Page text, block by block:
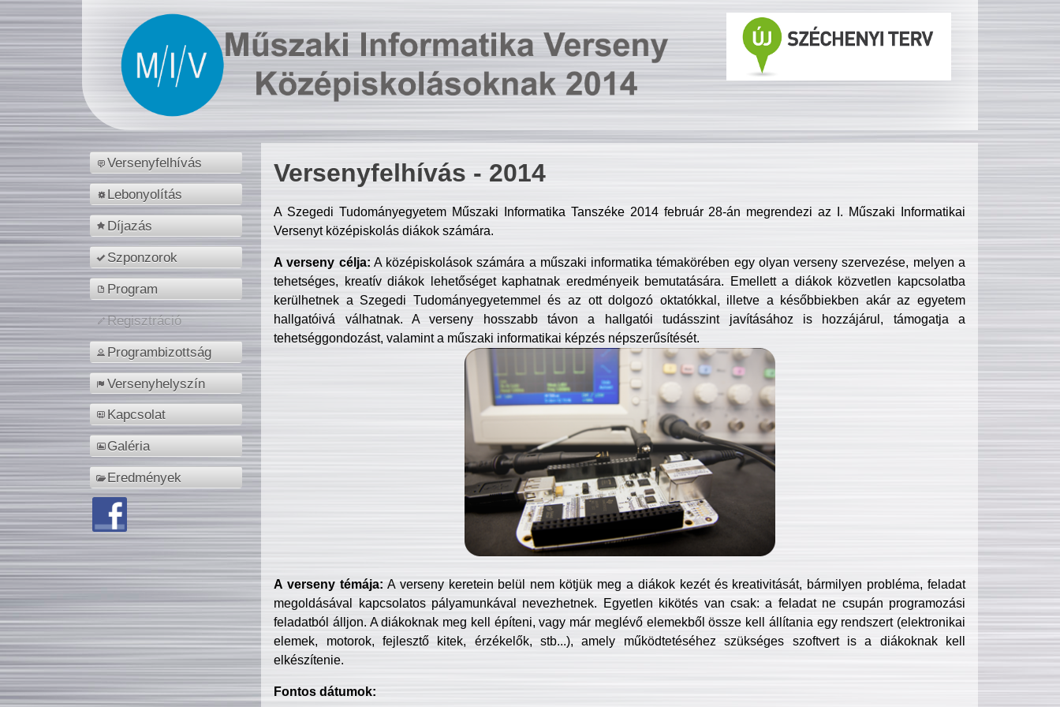
Versenyfelhívás
Lebonyolítás
Díjazás
Szponzorok
Program
Regisztráció
Programbizottság
Versenyhelyszín
Kapcsolat
Galéria
Eredmények
Versenyfelhívás - 2014
A Szegedi Tudományegyetem Műszaki Informatika Tanszéke 2014 február 28-án megrendezi az I. Műszaki Informatikai
Versenyt középiskolás diákok számára.
A verseny célja: A középiskolások számára a műszaki informatika témakörében egy olyan verseny szervezése, melyen a
tehetséges, kreatív diákok lehetőséget kaphatnak eredményeik bemutatására. Emellett a diákok közvetlen kapcsolatba
kerülhetnek a Szegedi Tudományegyetemmel és az ott dolgozó oktatókkal, illetve a későbbiekben akár az egyetem
hallgatóivá válhatnak. A verseny hosszabb távon a hallgatói tudásszint javításához is hozzájárul, támogatja a
tehetséggondozást, valamint a műszaki informatikai képzés népszerűsítését.
A verseny témája: A verseny keretein belül nem kötjük meg a diákok kezét és kreativitását, bármilyen probléma, feladat
megoldásával kapcsolatos pályamunkával nevezhetnek. Egyetlen kikötés van csak: a feladat ne csupán programozási
feladatból álljon. A diákoknak meg kell építeni, vagy már meglévő elemekből össze kell állítania egy rendszert (elektronikai
elemek, motorok, fejlesztő kitek, érzékelők, stb...), amely működtetéséhez szükséges szoftvert is a diákoknak kell
elkészítenie.
Fontos dátumok: